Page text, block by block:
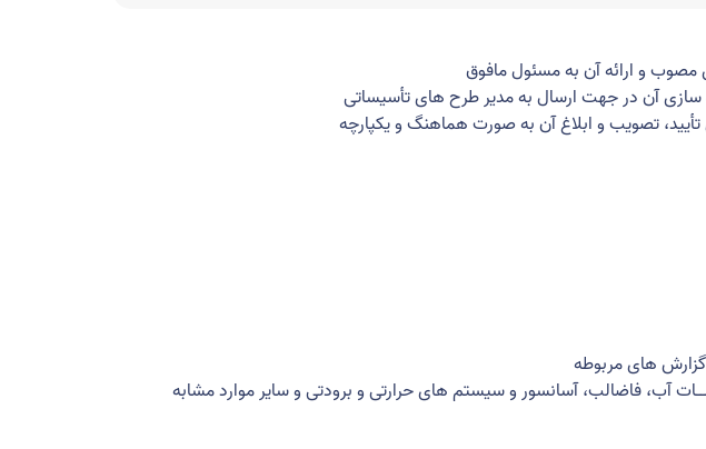
مصوب و ارائه آن به مسئول مافوق
سازی آن در جهت ارسال به مدیر طرح های تأسیساتی
تصویب و ابلاغ آن به صورت هماهنگ و یکپارچه
گزارش های مربوطه
آب، فاضالب، آسانسور و سیستم های حرارتی و برودتی و سایر موارد مشابه